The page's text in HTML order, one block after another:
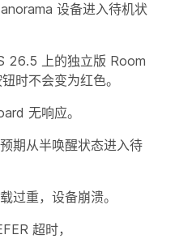
设备进入待机状
26.5 上的独立版 Room
时不会变为红色。
无响应。
期从半唤醒状态进入待
重，设备崩溃。
超时，